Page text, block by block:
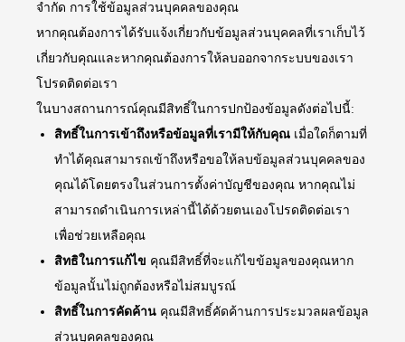
จำกัด การใช้ข้อมูลส่วนบุคคลของคุณ
หากคุณต้องการได้รับแจ้งเกี่ยวกับข้อมูลส่วนบุคคลที่เราเก็บไว้
เกี่ยวกับคุณและหากคุณต้องการให้ลบออกจากระบบของเรา
โปรดติดต่อเรา
ในบางสถานการณ์คุณมีสิทธิ์ในการปกป้องข้อมูลดังต่อไปนี้:
สิทธิ์ในการเข้าถึงหรือข้อมูลที่เรามีให้กับคุณ เมื่อใดก็ตามที่
ทำได้คุณสามารถเข้าถึงหรือขอให้ลบข้อมูลส่วนบุคคลของ
คุณได้โดยตรงในส่วนการตั้งค่าบัญชีของคุณ หากคุณไม่
สามารถดำเนินการเหล่านี้ได้ด้วยตนเองโปรดติดต่อเรา
เพื่อช่วยเหลือคุณ
สิทธิในการแก้ไข คุณมีสิทธิ์ที่จะแก้ไขข้อมูลของคุณหาก
ข้อมูลนั้นไม่ถูกต้องหรือไม่สมบูรณ์
สิทธิ์ในการคัดค้าน คุณมีสิทธิ์คัดค้านการประมวลผลข้อมูล
ส่วนบุคคลของคุณ